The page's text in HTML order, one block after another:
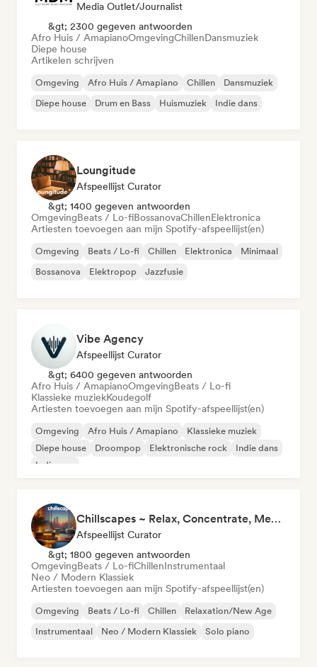
Media Outlet/Journalist
&gt; 2300 gegeven antwoorden
Afro Huis / AmapianoOmgevingChillenDansmuziek
Diepe house
Artikelen schrijven
Omgeving Afro Huis / Amapiano Chillen
Dansmuziek
Diepe house
Drum en Bass Huismuziek Indie dans
Loungitude
Afspeellijst Curator
&gt; 1400 gegeven antwoorden
OmgevingBeats / Lo-fiBossanovaChillenElektronica
Artiesten toevoegen aan mijn Spotify-afspeellijst(en)
Omgeving Beats / Lo-fi Chillen Elektronica
Minimaal
Bossanova
Elektropop Jazzfusie
Vibe Agency
Afspeellijst Curator
&gt; 6400 gegeven antwoorden
Afro Huis / AmapianoOmgevingBeats / Lo-fi
Klassieke muziekKoudegolf
Artiesten toevoegen aan mijn Spotify-afspeellijst(en)
Omgeving Afro Huis / Amapiano
Klassieke muziek
Diepe house
Droompop Elektronische rock
Indie dans
Indie pop
Chillscapes ~ Relax, Concentrate, Meditate, Sleep, Dream
Afspeellijst Curator
&gt; 1800 gegeven antwoorden
OmgevingBeats / Lo-fiChillenInstrumentaal
Neo / Modern Klassiek
Artiesten toevoegen aan mijn Spotify-afspeellijst(en)
Omgeving Beats / Lo-fi Chillen
Relaxation/New Age
Instrumentaal
Neo / Modern Klassiek Solo piano